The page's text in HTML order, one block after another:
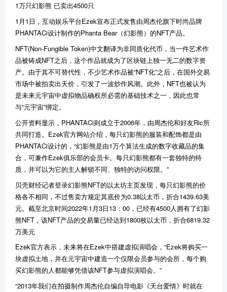
1万只幻影熊 已卖出4500只
1月1日，互动娱乐平台Ezek宣布正式发售由周杰伦旗下时尚品牌
PHANTACi设计制作的Phanta Bear（幻影熊）的NFT产品。
NFT(Non-Fungible Token)中文翻译为非同质化代币，当一件艺术作
品被铸成NFT之后，这个作品就成为了区块链上独一无二的数字资
产。由于其不可替代性，不少艺术作品被“NFT化”之后，在国外交易
市场中被拍卖出天价，引发了一波炒作风潮。此外，NFT也被认为
是未来元宇宙中虚拟物品确权所必需的基础技术之一，因此也常
与“元宇宙”绑定。
公开资料显示，PHANTACi则成立于2006年，由周杰伦和好友Ric所
共同打造。Ezek官方网站介绍，每只幻影熊的服装和配饰都是由
PHANTACi设计的，“幻影熊是由1万个算法生成的数字收藏品的集
合，可兼作Ezek俱乐部的会员卡。每只幻影熊都有一套独特的特
质，并可以为它的主人解锁不同、独特的访问权限。”
贝壳财经记者登录幻影熊NFT的以太坊主页发现，每只幻影熊的价
格各不相同，不过售卖方规定其底价为0.38以太币，折合1439.63美
元。截至北京时间2022年1月3日13：00，已经有4500人拥有了幻影
熊NFT，该NFT产品的交易量已经达到1800枚以太币，折合6819.32
万美元
Ezek官方表示，未来将在Ezek中搭建虚拟演唱会，“Ezek将购买一
块虚拟土地，并在元宇宙中建造一个仅限会员参与的会所，每个购
买幻影熊的人都能够凭借该NFT参与虚拟演唱会。”
“2013年我们在拍摄制作周杰伦自编自导电影《天台爱情》时就在